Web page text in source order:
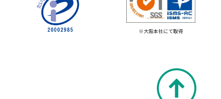
※大阪本社にて取得